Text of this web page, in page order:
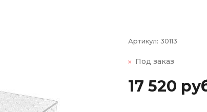
Артикул: 30113
Под заказ
17 520